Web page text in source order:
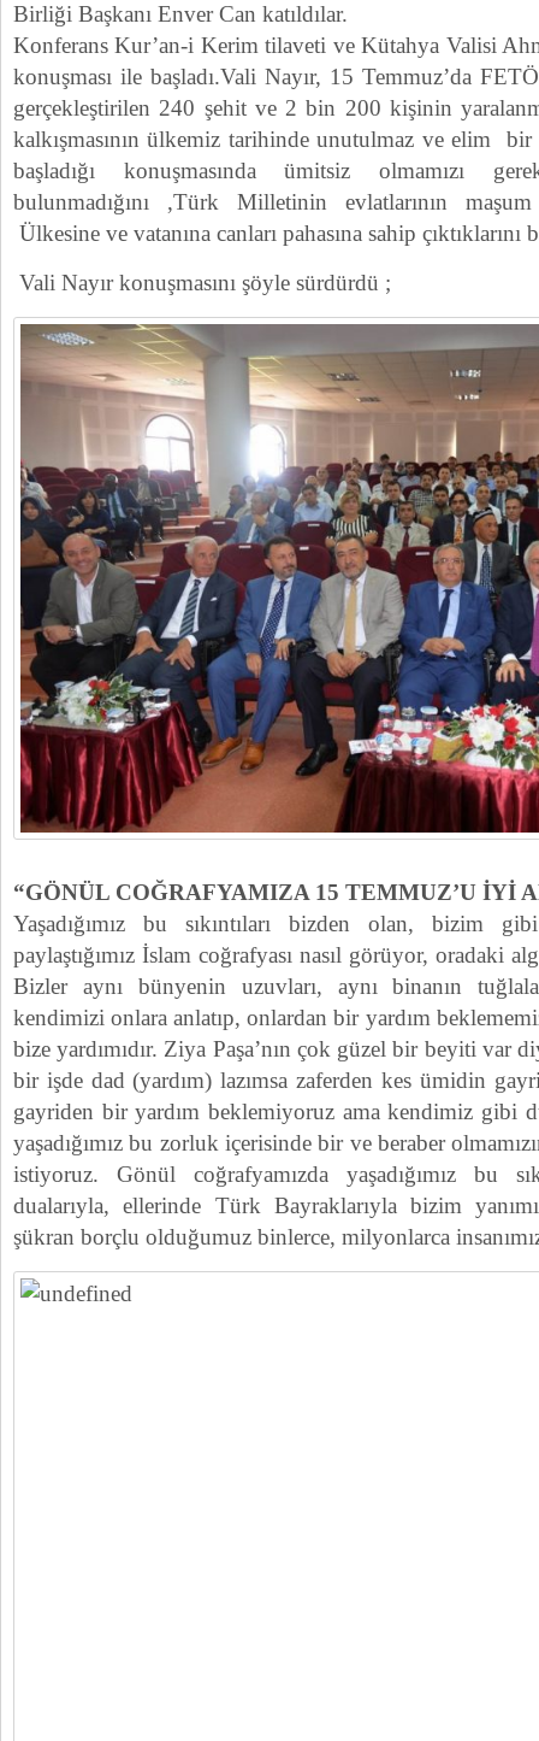
Birliği Başkanı Enver Can katıldılar.
Konferans Kur’an-i Kerim tilaveti ve Kütahya Valisi
konuşması ile başladı.Vali Nayır, 15 Temmuz’da
gerçekleştirilen 240 şehit ve 2 bin 200 kişinin
kalkışmasının ülkemiz tarihinde unutulmaz ve elim
başladığı konuşmasında ümitsiz olmamızı
bulunmadığını ,Türk Milletinin evlatlarının
Ülkesine ve vatanına canları pahasına sahip çıktıklarını
Vali Nayır konuşmasını şöyle sürdürdü ;
“GÖNÜL COĞRAFYAMIZA 15 TEMMUZ’U İYİ
Yaşadığımız bu sıkıntıları bizden olan, bizim
paylaştığımız İslam coğrafyası nasıl görüyor, oradaki
Bizler aynı bünyenin uzuvları, aynı binanın
kendimizi onlara anlatıp, onlardan bir yardım
bize yardımıdır. Ziya Paşa’nın çok güzel bir beyiti var
bir işde dad (yardım) lazımsa zaferden kes ümidin
gayriden bir yardım beklemiyoruz ama kendimiz gibi
yaşadığımız bu zorluk içerisinde bir ve beraber
istiyoruz. Gönül coğrafyamızda yaşadığımız bu
dualarıyla, ellerinde Türk Bayraklarıyla bizim
şükran borçlu olduğumuz binlerce, milyonlarca